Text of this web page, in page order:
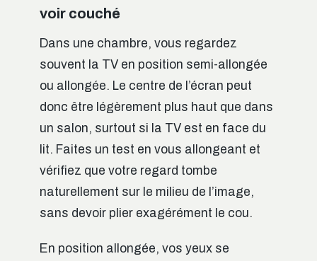
voir couché
Dans une chambre, vous regardez
souvent la TV en position semi-allongée
ou allongée. Le centre de l’écran peut
donc être légèrement plus haut que dans
un salon, surtout si la TV est en face du
lit. Faites un test en vous allongeant et
vérifiez que votre regard tombe
naturellement sur le milieu de l’image,
sans devoir plier exagérément le cou.
En position allongée, vos yeux se